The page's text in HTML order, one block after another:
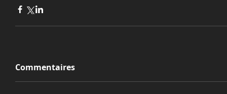
Commentaires